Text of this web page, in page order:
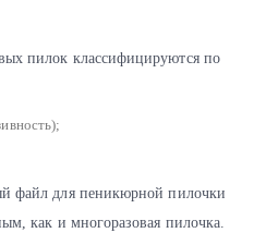
пилок классифицируются по
файл для пеникюрной пилочки
как и многоразовая пилочка.